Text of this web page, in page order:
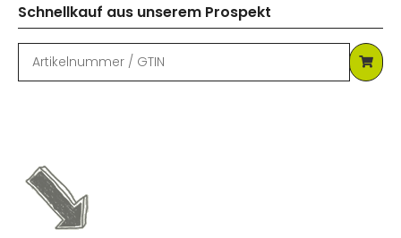
Schnellkauf aus unserem Prospekt